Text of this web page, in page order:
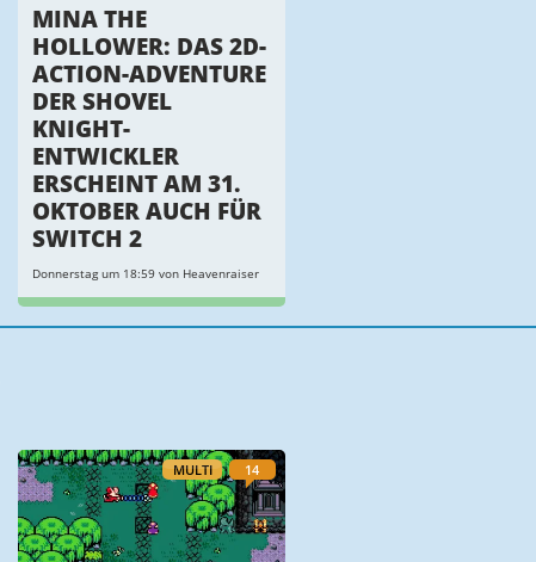
MINA THE
HOLLOWER: DAS 2D-
ACTION-ADVENTURE
DER SHOVEL
KNIGHT-
ENTWICKLER
ERSCHEINT AM 31.
OKTOBER AUCH FÜR
SWITCH 2
Donnerstag um 18:59 von Heavenraiser
MULTI 14